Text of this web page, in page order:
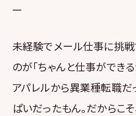
—
未経験でメール仕事に挑戦
のが「ちゃんと仕事ができ
アパレルから異業種転職だ
ぱいだったもん。だからこ